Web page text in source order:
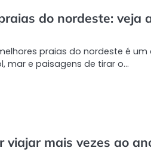
do nordeste: veja
praias do nordeste é
mar e paisagens de tirar o…
mais vezes ao